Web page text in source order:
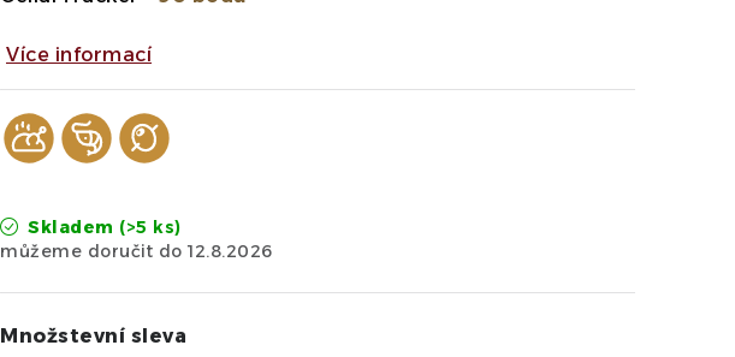
Více informací
Skladem (>5 ks)
12.8.2026
Množstevní sleva